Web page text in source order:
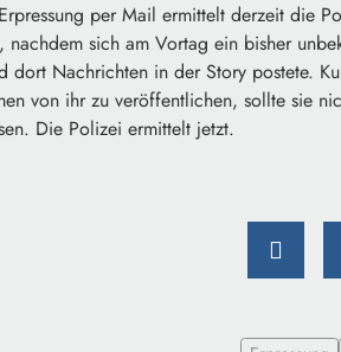
per Mail ermittelt derzeit die
nachdem sich am Vortag ein bisher
dort Nachrichten in der Story postete.
von ihr zu veröffentlichen, sollte sie
Die Polizei ermittelt jetzt.